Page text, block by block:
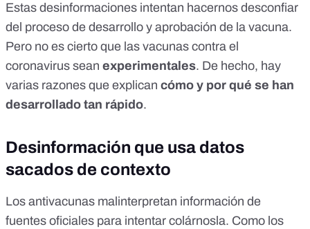
Estas desinformaciones intentan hacernos desconfiar
del proceso de desarrollo y aprobación de la vacuna.
Pero no es cierto que las vacunas contra el
coronavirus sean experimentales. De hecho, hay
varias razones que explican cómo y por qué se han
desarrollado tan rápido.
Desinformación que usa datos
sacados de contexto
Los antivacunas malinterpretan información de
fuentes oficiales para intentar colárnosla. Como los